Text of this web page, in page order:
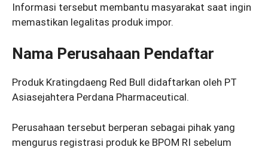
Informasi tersebut membantu masyarakat saat ingin
memastikan legalitas produk impor.
Nama Perusahaan Pendaftar
Produk Kratingdaeng Red Bull didaftarkan oleh PT
Asiasejahtera Perdana Pharmaceutical.
Perusahaan tersebut berperan sebagai pihak yang
mengurus registrasi produk ke BPOM RI sebelum